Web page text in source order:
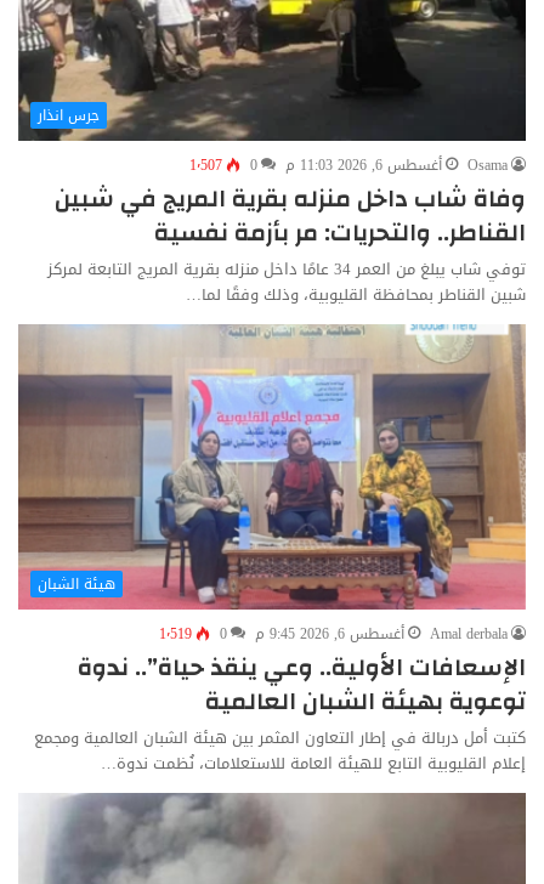
جرس انذار
Osama
أغسطس 6, 2026 11:03 م 0 1٬507
وفاة شاب داخل منزله بقرية المريج في شبين
القناطر.. والتحريات: مر بأزمة نفسية
توفي شاب يبلغ من العمر 34 عامًا داخل منزله بقرية المريج التابعة لمركز
شبين القناطر بمحافظة القليوبية، وذلك وفقًا لما…
هيئة الشبان
Amal derbala
أغسطس 6, 2026 9:45 م 0 1٬519
الإسعافات الأولية.. وعي ينقذ حياة”.. ندوة
توعوية بهيئة الشبان العالمية
كتبت أمل دربالة في إطار التعاون المثمر بين هيئة الشبان العالمية ومجمع
إعلام القليوبية التابع للهيئة العامة للاستعلامات، نُظمت ندوة…